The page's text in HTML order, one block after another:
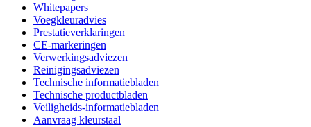
Whitepapers
Voegkleuradvies
Prestatieverklaringen
CE-markeringen
Verwerkingsadviezen
Reinigingsadviezen
Technische informatiebladen
Technische productbladen
Veiligheids-informatiebladen
Aanvraag kleurstaal